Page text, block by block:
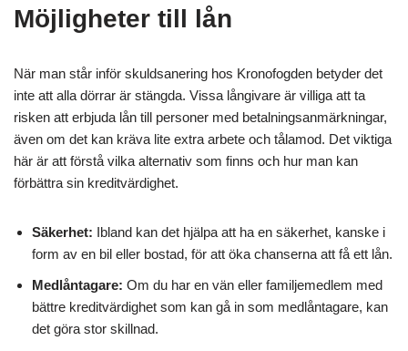
Möjligheter till lån
När man står inför skuldsanering hos Kronofogden betyder det
inte att alla dörrar är stängda. Vissa långivare är villiga att ta
risken att erbjuda lån till personer med betalningsanmärkningar,
även om det kan kräva lite extra arbete och tålamod. Det viktiga
här är att förstå vilka alternativ som finns och hur man kan
förbättra sin kreditvärdighet.
Säkerhet: Ibland kan det hjälpa att ha en säkerhet, kanske i
form av en bil eller bostad, för att öka chanserna att få ett lån.
Medlåntagare: Om du har en vän eller familjemedlem med
bättre kreditvärdighet som kan gå in som medlåntagare, kan
det göra stor skillnad.